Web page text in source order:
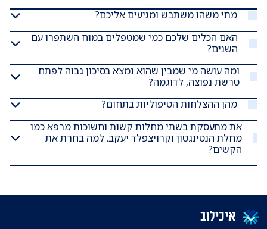
מתי משהו משתבש ומגיעים אליכם?
האם הכלים שלכם כמי שמטפלים במוח השתפרו עם
השנים?
ומה עושה מי שמבין שהוא נמצא בסיכון גבוה לפתח
טרשת נפוצה, לדוגמה?
מהן ההצלחות הטיפוליות בתחום?
את מתעסקת בשתי מחלות קשות וחשוכות מרפא כמו
מחלת הנטינגטון וקרויצפלד יעקב. למה בחרת את
הקשים?
איכילוב